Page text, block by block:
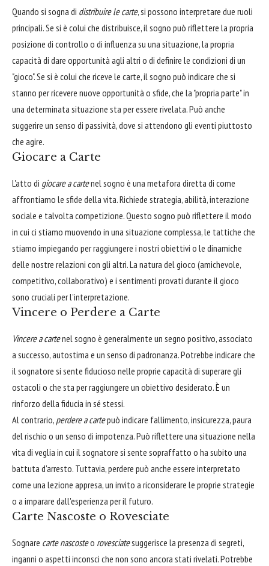
Quando si sogna di distribuire le carte, si possono interpretare due ruoli
principali. Se si è colui che distribuisce, il sogno può riflettere la propria
posizione di controllo o di influenza su una situazione, la propria
capacità di dare opportunità agli altri o di definire le condizioni di un
"gioco". Se si è colui che riceve le carte, il sogno può indicare che si
stanno per ricevere nuove opportunità o sfide, che la "propria parte" in
una determinata situazione sta per essere rivelata. Può anche
suggerire un senso di passività, dove si attendono gli eventi piuttosto
che agire.
Giocare a Carte
L'atto di giocare a cartenel sogno è una metafora diretta di come
affrontiamo le sfide della vita. Richiede strategia, abilità, interazione
sociale e talvolta competizione. Questo sogno può riflettere il modo
in cui ci stiamo muovendo in una situazione complessa, le tattiche che
stiamo impiegando per raggiungere i nostri obiettivi o le dinamiche
delle nostre relazioni con gli altri. La natura del gioco (amichevole,
competitivo, collaborativo) e i sentimenti provati durante il gioco
sono cruciali per l'interpretazione.
Vincere o Perdere a Carte
Vincere a cartenel sogno è generalmente un segno positivo, associato
a successo, autostima e un senso di padronanza. Potrebbe indicare che
il sognatore si sente fiducioso nelle proprie capacità di superare gli
ostacoli o che sta per raggiungere un obiettivo desiderato. È un
rinforzo della fiducia in sé stessi.
Al contrario, perdere a cartepuò indicare fallimento, insicurezza, paura
del rischio o un senso di impotenza. Può riflettere una situazione nella
vita di veglia in cui il sognatore si sente sopraffatto o ha subito una
battuta d'arresto. Tuttavia, perdere può anche essere interpretato
come una lezione appresa, un invito a riconsiderare le proprie strategie
o a imparare dall'esperienza per il futuro.
Carte Nascoste o Rovesciate
Sognare carte nascosteo rovesciatesuggerisce la presenza di segreti,
inganni o aspetti inconsci che non sono ancora stati rivelati. Potrebbe